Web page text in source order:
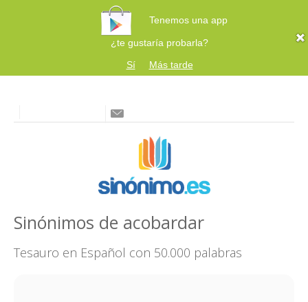
Tenemos una app
¿te gustaría probarla?
Sí
Más tarde
Sinónimos de acobardar
Tesauro en Español con 50.000 palabras